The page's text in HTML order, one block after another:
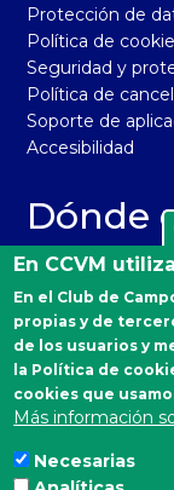
Protección de
Política de
Seguridad y
Política de
Soporte de
Accesibilidad
Dónde
El Real Club de
carretera de
Moncloa-Aravaca.
Autobuses desde
En CCVM
En el Club de
propias y de
de los usuarios y
la Política de
cookies que
Más información
Necesarias